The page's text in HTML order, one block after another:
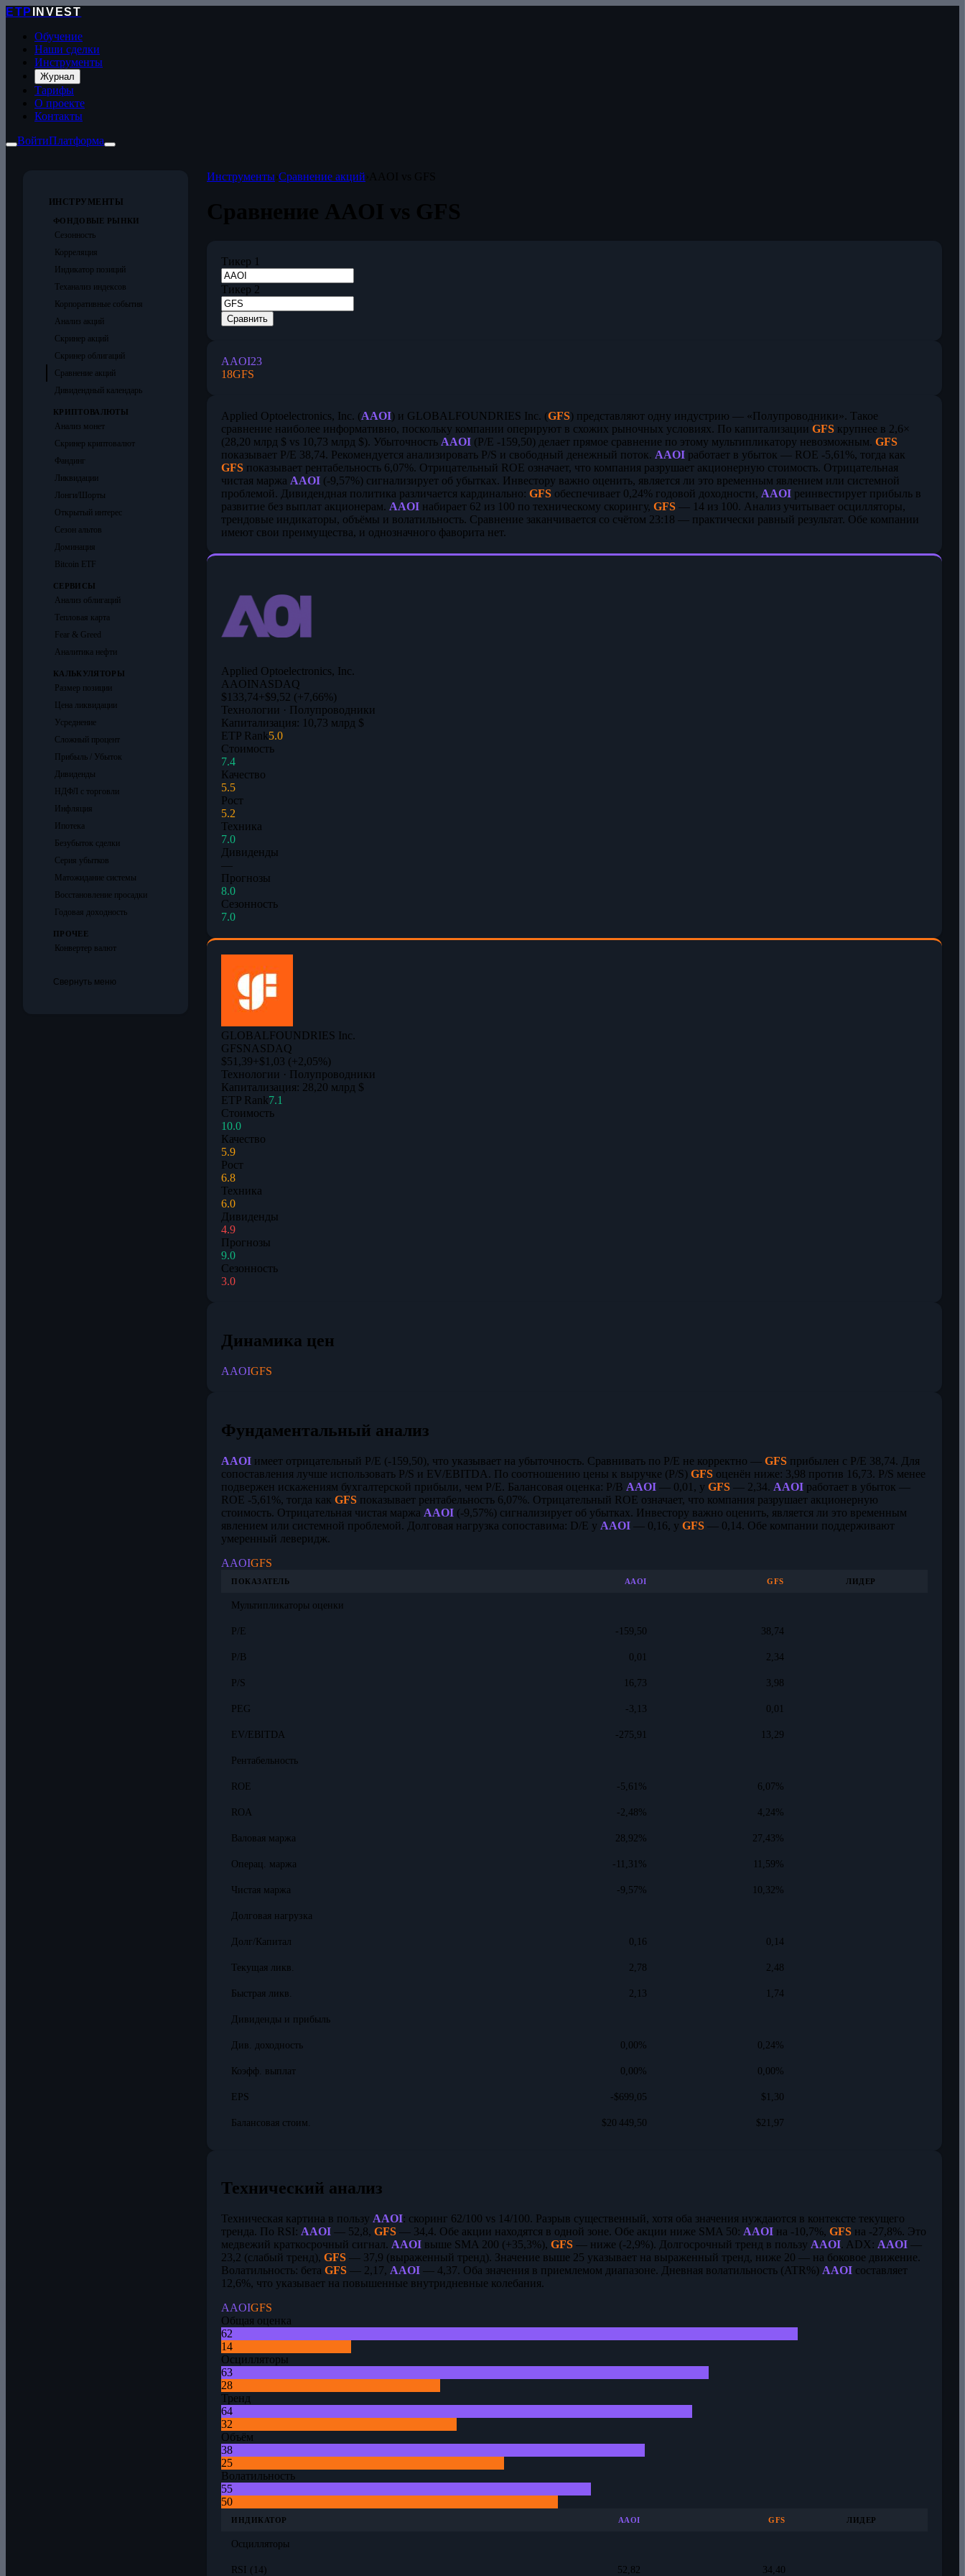
ETP
INVEST
Обучение
Наши сделки
Инструменты
Журнал
Тарифы
О проекте
Контакты
ВойтиПлатформа
ИНСТРУМЕНТЫ
ФОНДОВЫЕ РЫНКИ
Сезонность
Корреляция
Индикатор позиций
Теханализ индексов
Корпоративные события
Анализ акций
Скринер акций
Скринер облигаций
Сравнение акций
Дивидендный календарь
КРИПТОВАЛЮТЫ
Анализ монет
Скринер криптовалют
Фандинг
Ликвидации
Лонги/Шорты
Открытый интерес
Сезон альтов
Доминация
Bitcoin ETF
СЕРВИСЫ
Анализ облигаций
Тепловая карта
Fear & Greed
Аналитика нефти
КАЛЬКУЛЯТОРЫ
Размер позиции
Цена ликвидации
Усреднение
Сложный процент
Прибыль / Убыток
Дивиденды
НДФЛ с торговли
Инфляция
Ипотека
Безубыток сделки
Серия убытков
Матожидание системы
Восстановление просадки
Годовая доходность
ПРОЧЕЕ
Конвертер валют
Свернуть меню
Инструменты› Сравнение акций
Тикер 1
Тикер 2
Сравнить
AAOI23
18GFS
Applied Optoelectronics, Inc. (AAOI) и GLOBALFOUNDRIES Inc. (GFS) представляют одну индустрию — «Полупроводники». Такое
сравнение наиболее информативно, поскольку компании оперируют в схожих рыночных условиях. По капитализации GFSкрупнее в 2,6×
(28,20 млрд $ vs 10,73 млрд $). Убыточность AAOI(P/E -159,50) делает прямое сравнение по этому мультипликатору невозможным. GFS
показывает P/E 38,74. Рекомендуется анализировать P/S и свободный денежный поток. AAOIработает в убыток — ROE -5,61%, тогда как
GFSпоказывает рентабельность 6,07%. Отрицательный ROE означает, что компания разрушает акционерную стоимость. Отрицательная
чистая маржа AAOI(-9,57%) сигнализирует об убытках. Инвестору важно оценить, является ли это временным явлением или системной
проблемой. Дивидендная политика различается кардинально: GFSобеспечивает 0,24% годовой доходности, AAOIреинвестирует прибыль в
развитие без выплат акционерам. AAOIнабирает 62 из 100 по техническому скорингу, GFS— 14 из 100. Анализ учитывает осцилляторы,
трендовые индикаторы, объёмы и волатильность. Сравнение заканчивается со счётом 23:18 — практически равный результат. Обе компании
имеют свои преимущества, и однозначного фаворита нет.
Applied Optoelectronics, Inc.
AAOINASDAQ
$133,74+$9,52 (+7,66%)
Технологии · Полупроводники
Капитализация: 10,73 млрд $
ETP Rank5.0
Стоимость
7.4
Качество
5.5
Рост
5.2
Техника
7.0
Дивиденды
—
Прогнозы
8.0
Сезонность
7.0
GLOBALFOUNDRIES Inc.
GFSNASDAQ
$51,39+$1,03 (+2,05%)
Технологии · Полупроводники
Капитализация: 28,20 млрд $
ETP Rank7.1
Стоимость
10.0
Качество
5.9
Рост
6.8
Техника
6.0
Дивиденды
4.9
Прогнозы
9.0
Сезонность
3.0
Динамика цен
AAOIGFS
Фундаментальный анализ
AAOIимеет отрицательный P/E (-159,50), что указывает на убыточность. Сравнивать по P/E не корректно — GFSприбылен с P/E 38,74. Для
сопоставления лучше использовать P/S и EV/EBITDA. По соотношению цены к выручке (P/S) GFSоценён ниже: 3,98 против 16,73. P/S менее
подвержен искажениям бухгалтерской прибыли, чем P/E. Балансовая оценка: P/B AAOI— 0,01, у GFS— 2,34. AAOIработает в убыток —
ROE -5,61%, тогда как GFSпоказывает рентабельность 6,07%. Отрицательный ROE означает, что компания разрушает акционерную
стоимость. Отрицательная чистая маржа AAOI(-9,57%) сигнализирует об убытках. Инвестору важно оценить, является ли это временным
явлением или системной проблемой. Долговая нагрузка сопоставима: D/E у AAOI— 0,16, у GFS— 0,14. Обе компании поддерживают
умеренный леверидж.
AAOIGFS
ПОКАЗАТЕЛЬ AAOI GFS ЛИДЕР
Мультипликаторы оценки
P/E -159,50 38,74
P/B 0,01 2,34
P/S 16,73 3,98
PEG -3,13 0,01
EV/EBITDA -275,91 13,29
Рентабельность
ROE -5,61% 6,07%
ROA -2,48% 4,24%
Валовая маржа 28,92% 27,43%
Операц. маржа -11,31% 11,59%
Чистая маржа -9,57% 10,32%
Долговая нагрузка
Долг/Капитал 0,16 0,14
Текущая ликв. 2,78 2,48
Быстрая ликв. 2,13 1,74
Дивиденды и прибыль
Див. доходность 0,00% 0,24%
Коэфф. выплат 0,00% 0,00%
EPS -$699,05 $1,30
Балансовая стоим. $20 449,50 $21,97
Технический анализ
Техническая картина в пользу AAOI: скоринг 62/100 vs 14/100. Разрыв существенный, хотя оба значения нуждаются в контексте текущего
тренда. По RSI: AAOI— 52,8, GFS— 34,4. Обе акции находятся в одной зоне. Обе акции ниже SMA 50: AAOIна -10,7%, GFSна -27,8%. Это
медвежий краткосрочный сигнал. AAOIвыше SMA 200 (+35,3%), GFS— ниже (-2,9%). Долгосрочный тренд в пользу AAOI. ADX: AAOI—
23,2 (слабый тренд), GFS— 37,9 (выраженный тренд). Значение выше 25 указывает на выраженный тренд, ниже 20 — на боковое движение.
Волатильность: бета GFS— 2,17, AAOI— 4,37. Оба значения в приемлемом диапазоне. Дневная волатильность (ATR%) AAOIсоставляет
12,6%, что указывает на повышенные внутридневные колебания.
AAOIGFS
Общая оценка
62
14
Осцилляторы
63
28
Тренд
64
32
Объём
38
25
Волатильность
55
50
ИНДИКАТОР AAOI GFS ЛИДЕР
Осцилляторы
RSI (14) 52,82 34,40